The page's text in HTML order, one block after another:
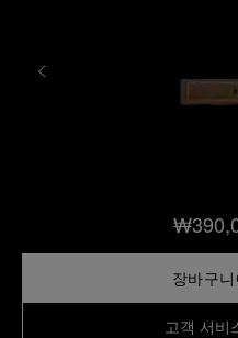
장바구
고객 서비